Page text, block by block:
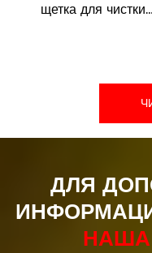
щетка для чистки
ДЛЯ